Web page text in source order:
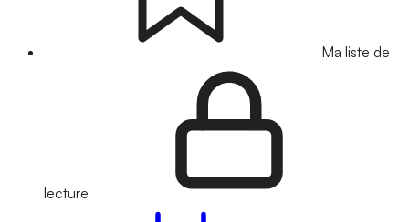
Ma liste de
lecture